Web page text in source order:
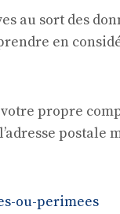
au sort des
en
propre
postale
ou-perimees